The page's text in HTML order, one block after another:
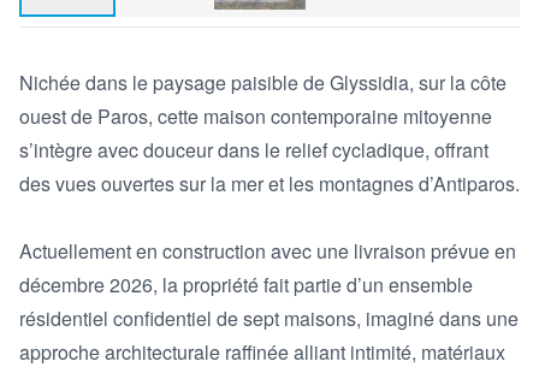
Nichée dans le paysage paisible de Glyssidia, sur la côte
ouest de Paros, cette maison contemporaine mitoyenne
s’intègre avec douceur dans le relief cycladique, offrant
des vues ouvertes sur la mer et les montagnes d’Antiparos.
Actuellement en construction avec une livraison prévue en
décembre 2026, la propriété fait partie d’un ensemble
résidentiel confidentiel de sept maisons, imaginé dans une
approche architecturale raffinée alliant intimité, matériaux